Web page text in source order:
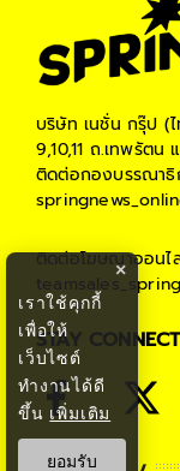
บริษัท เนชั่น กรุ๊ป (
9,10,11 ถ.เทพรัตน
ติดต่อกองบรรณาธิ
ติดต่อโฆษณาออนไ
STAY
×
เราใช้คุกกี้
เพื่อให้
เว็บไซต์
ทำงานได้ดี
ขึ้น เพิ่มเติม
ยอมรับ